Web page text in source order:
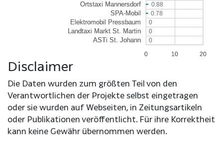
0 10 20
0 10 20
0.88
0.78
0
0
0
Disclaimer
Die Daten wurden zum größten Teil von den
Verantwortlichen der Projekte selbst eingetragen
oder sie wurden auf Webseiten, in Zeitungsartikeln
oder Publikationen veröffentlicht. Für ihre Korrektheit
kann keine Gewähr übernommen werden.